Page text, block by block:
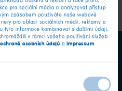
pro sociální média a analyzovat přístup
způsobem používáte naše webové
pro oblast sociálních médií, reklamy a
tyto informace kombinovat s dalšími údaji,
v rámci vašeho používání služeb.
ochraně osobních údajů a Impressum.